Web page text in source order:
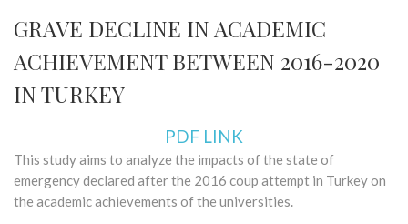
GRAVE DECLINE IN ACADEMIC
ACHIEVEMENT BETWEEN 2016-2020
IN TURKEY
PDF LINK
This study aims to analyze the impacts of the state of
emergency declared after the 2016 coup attempt in Turkey on
the academic achievements of the universities.